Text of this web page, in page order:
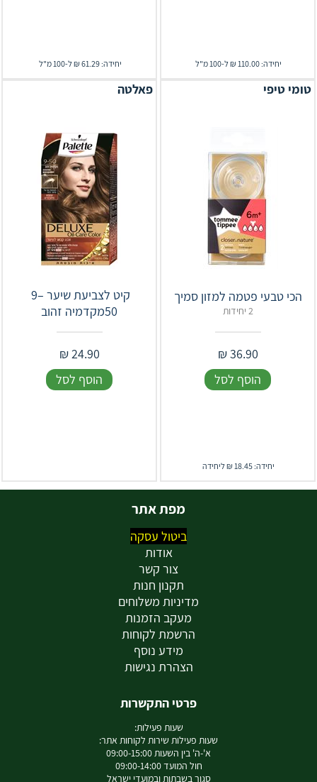
יחידה: 110.00 ₪ ל-100 מ"ל יחידה: 61.29 ₪ ל-100 מ"ל
טומי טיפי
הכי טבעי פטמה למזון סמיך
2 יחידות
36.90
₪
הוסף לסל
יחידה: 18.45 ₪ ליחידה
פאלטה
קיט לצביעת שיער ‎ 9–
50מקדמיה זהוב
24.90
₪
הוסף לסל
מפת אתר
ביטול עסקה
אודות
צור קשר
תקנון חנות
מדיניות משלוחים
מעקב הזמנות
הרשמת לקוחות
מידע נוסף
הצהרת נגישות
פרטי התקשרות
שעות פעילות:
שעות פעילות שירות לקוחות אתר:
א'-ה' בין השעות 09:00-15:00
חול המועד 09:00-14:00
סגור בשבתות ובמועדי ישראל